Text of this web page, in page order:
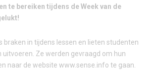
te bereiken tijdens de Week van de
braken in tijdens lessen en lieten studenten
uitvoeren. Ze werden gevraagd om hun
naar de website www.sense.info te gaan.